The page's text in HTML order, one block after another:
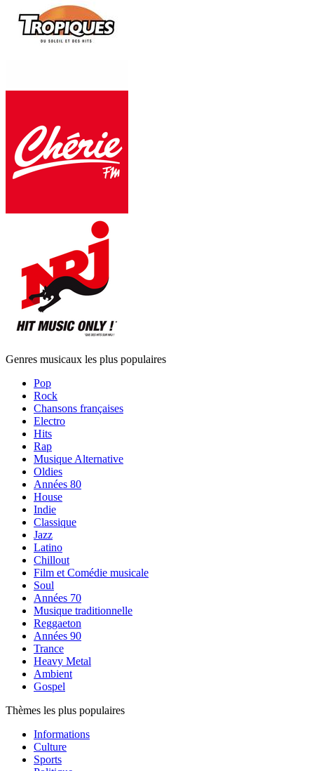
Genres musicaux les plus populaires
Pop
Rock
Chansons françaises
Electro
Hits
Rap
Musique Alternative
Oldies
Années 80
House
Indie
Classique
Jazz
Latino
Chillout
Film et Comédie musicale
Soul
Années 70
Musique traditionnelle
Reggaeton
Années 90
Trance
Heavy Metal
Ambient
Gospel
Thèmes les plus populaires
Informations
Culture
Sports